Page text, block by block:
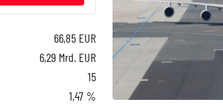
66,85 EUR
6,29 Mrd. EUR
15
1,47 %